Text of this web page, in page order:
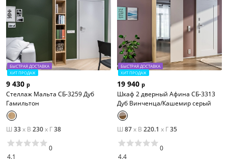
БЫСТРАЯ ДОСТАВКА
ХИТ ПРОДАЖ
9 430 р
Стеллаж Мальта СБ-3259 Дуб
Гамильтон
Ш 33x В 230x Г38
4.1
0
БЫСТРАЯ ДОСТАВКА
ХИТ ПРОДАЖ
19 940 р
Шкаф 2 дверный Афина СБ-3313
Дуб Винченца/Кашемир серый
Ш 87x В 220.1 x Г35
4.4
0